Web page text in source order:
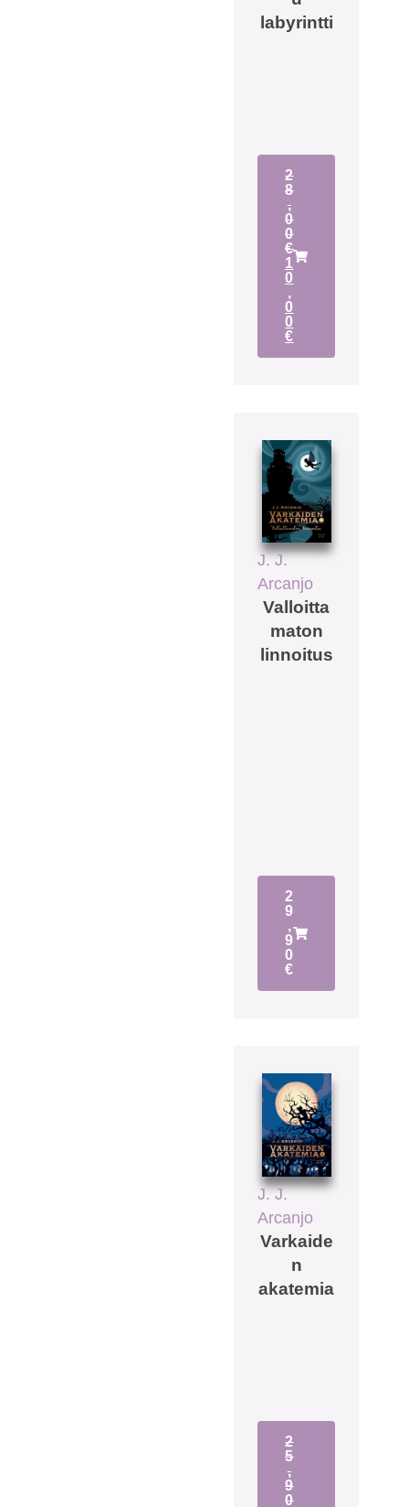
labyrintti
2
8
,
0
0
€
1
0
,
0
0
€
J. J.
Arcanjo
Valloitta
maton
linnoitus
2
9
,
9
0
€
J. J.
Arcanjo
Varkaide
n
akatemia
2
5
,
9
0